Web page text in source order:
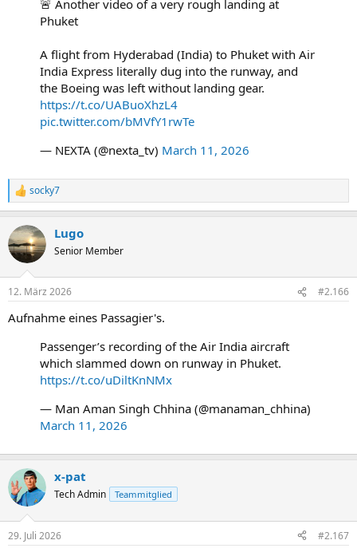
🚨 Another video of a very rough landing at
Phuket
A flight from Hyderabad (India) to Phuket with Air
India Express literally dug into the runway, and
the Boeing was left without landing gear.
https://t.co/UABuoXhzL4
pic.twitter.com/bMVfY1rwTe
— NEXTA (@nexta_tv) March 11, 2026
R
e
k
t
i
e
:
socky7
Lugo
Senior Member
12. März 2026 #2.166
Aufnahme eines Passagier's.
Passenger’s recording of the Air India aircraft
which slammed down on runway in Phuket.
https://t.co/uDiltKnNMx
— Man Aman Singh Chhina (@manaman_chhina)
March 11, 2026
x-pat
Tech Admin Teammitglied
29. Juli 2026 #2.167